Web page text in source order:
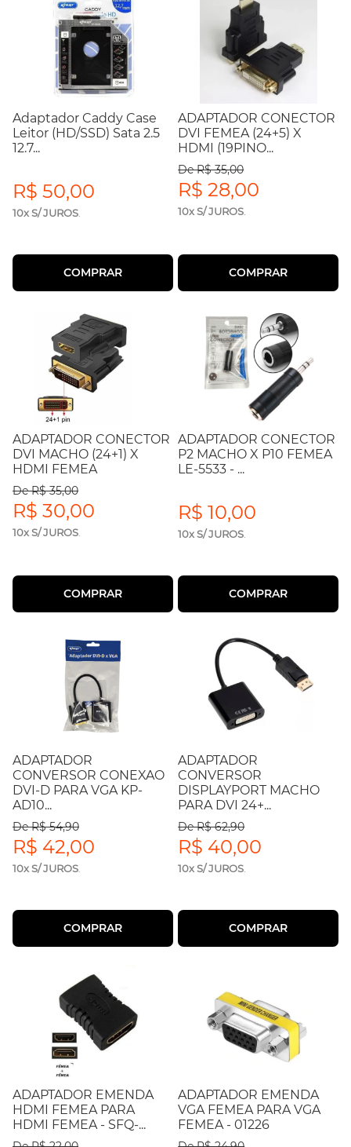
Adaptador Caddy Case
Leitor (HD/SSD) Sata 2.5
12.7...
R$ 50,00
10x S/ JUROS
COMPRAR
ADAPTADOR CONECTOR
DVI FEMEA (24+5) X
HDMI (19PINO...
De R$ 35,00
R$ 28,00
10x S/ JUROS
COMPRAR
ADAPTADOR CONECTOR
DVI MACHO (24+1) X
HDMI FEMEA
De R$ 35,00
R$ 30,00
10x S/ JUROS
COMPRAR
ADAPTADOR CONECTOR
P2 MACHO X P10 FEMEA
LE-5533 - ...
R$ 10,00
10x S/ JUROS
COMPRAR
ADAPTADOR
CONVERSOR CONEXAO
DVI-D PARA VGA KP-
AD10...
De R$ 54,90
R$ 42,00
10x S/ JUROS
COMPRAR
ADAPTADOR
CONVERSOR
DISPLAYPORT MACHO
PARA DVI 24+...
De R$ 62,90
R$ 40,00
10x S/ JUROS
COMPRAR
ADAPTADOR EMENDA
HDMI FEMEA PARA
HDMI FEMEA - SFQ-...
ADAPTADOR EMENDA
VGA FEMEA PARA VGA
FEMEA - 01226